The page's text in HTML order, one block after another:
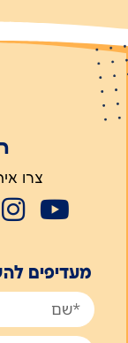
צרו
מעדיפים